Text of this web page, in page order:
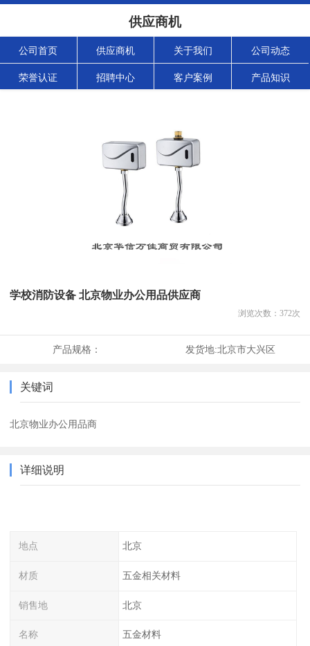
供应商机
公司首页 供应商机 关于我们 公司动态
荣誉认证 招聘中心 客户案例 产品知识
学校消防设备 北京物业办公用品供应商
浏览次数： 372次
产品规格： 发货地:北京市大兴区
关键词
北京物业办公用品商
详细说明
地点 北京
材质 五金相关材料
销售地 北京
名称 五金材料